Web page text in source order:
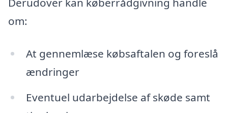
om:
At gennemlæse købsaftalen og foreslå
ændringer
Eventuel udarbejdelse af skøde samt